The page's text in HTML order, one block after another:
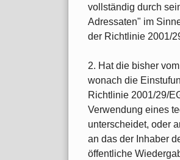
vollständig durch
Adressaten" im
der Richtlinie 2001/
2. Hat die bisher
wonach die
Richtlinie 2001/29/
Verwendung eines
unterscheidet, oder
an das der Inhaber
öffentliche